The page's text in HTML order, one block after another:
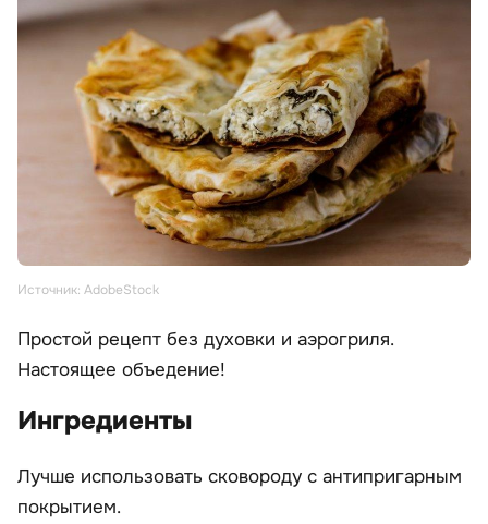
Источник: AdobeStock
Простой рецепт без духовки и аэрогриля.
Настоящее объедение!
Ингредиенты
Лучше использовать сковороду с антипригарным
покрытием.